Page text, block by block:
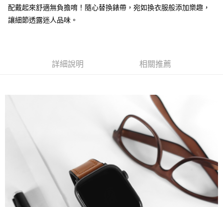
運送方式
全家取貨付款
每筆NT$60，滿NT$1,000(含以上)免運費
每筆NT$60，滿NT$1,000(含以上)免運費
每筆NT$80，滿NT$1,000(含以上)免運費
配戴起來舒適無負擔唷！隨心替換錶帶，宛如換衣服般添加樂趣，
讓細節透露迷人品味。
詳細說明 相關推薦